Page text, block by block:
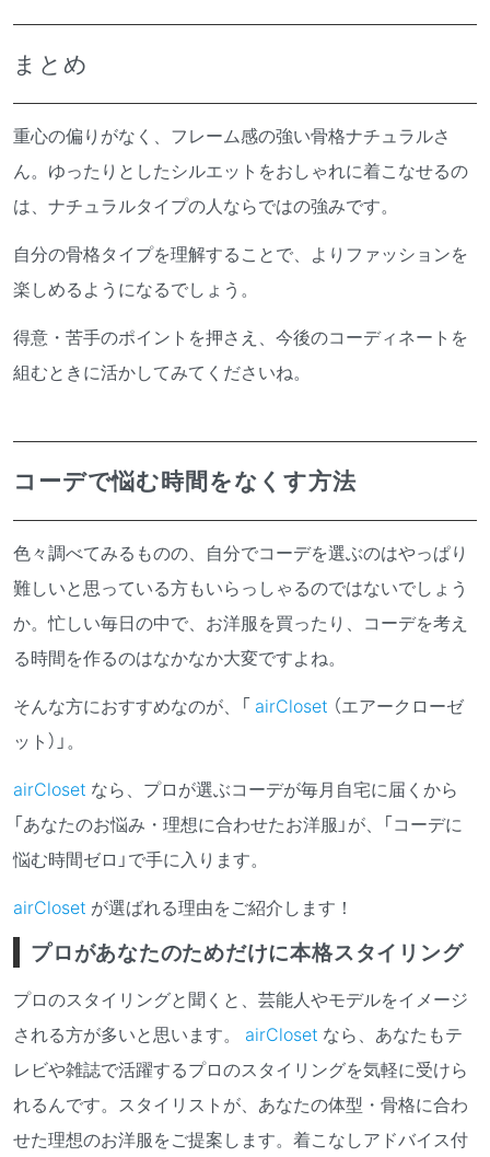
まとめ
重心の偏りがなく、フレーム感の強い骨格ナチュラルさ
ん。ゆったりとしたシルエットをおしゃれに着こなせるの
は、ナチュラルタイプの人ならではの強みです。
自分の骨格タイプを理解することで、よりファッションを
楽しめるようになるでしょう。
得意・苦手のポイントを押さえ、今後のコーディネートを
組むときに活かしてみてくださいね。
コーデで悩む時間をなくす方法
色々調べてみるものの、自分でコーデを選ぶのはやっぱり
難しいと思っている方もいらっしゃるのではないでしょう
か。忙しい毎日の中で、お洋服を買ったり、コーデを考え
る時間を作るのはなかなか大変ですよね。
そんな方におすすめなのが、
「 airCloset （エアークローゼ
ット）」。
airCloset なら、プロが選ぶコーデが毎月自宅に届くから
「あなたのお悩み・理想に合わせたお洋服」が、「コーデに
悩む時間ゼロ」で手に入ります。
airCloset が選ばれる理由をご紹介します！
プロがあなたのためだけに本格スタイリング
プロのスタイリングと聞くと、芸能人やモデルをイメージ
される方が多いと思います。 airCloset なら、あなたもテ
レビや雑誌で活躍するプロのスタイリングを気軽に受けら
れるんです。スタイリストが、あなたの体型・骨格に合わ
せた理想のお洋服をご提案します。着こなしアドバイス付